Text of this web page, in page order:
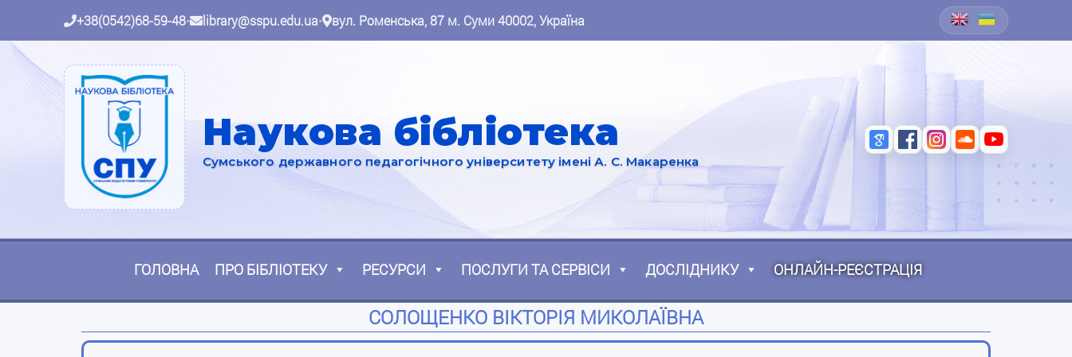
+38(0542)68-59-48• library@sspu.edu.ua• вул. Роменська, 87 м. Суми 40002, Україна
Наукова бібліотека
Сумського державного педагогічного університету імені А. С. Макаренка
ГОЛОВНА ПРО БІБЛІОТЕКУ РЕСУРСИ ПОСЛУГИ ТА СЕРВІСИ ДОСЛІДНИКУ ОНЛАЙН-РЕЄСТРАЦІЯ
СОЛОЩЕНКО ВІКТОРІЯ МИКОЛАЇВНА